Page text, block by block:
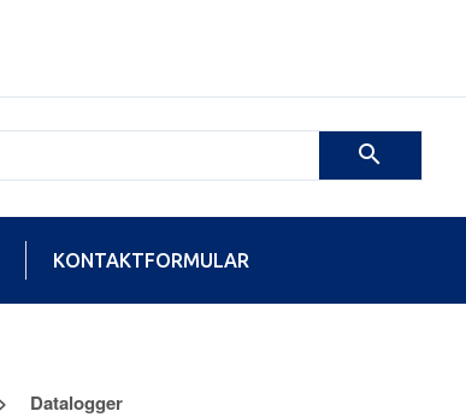
KONTAKTFORMULAR
Datalogger